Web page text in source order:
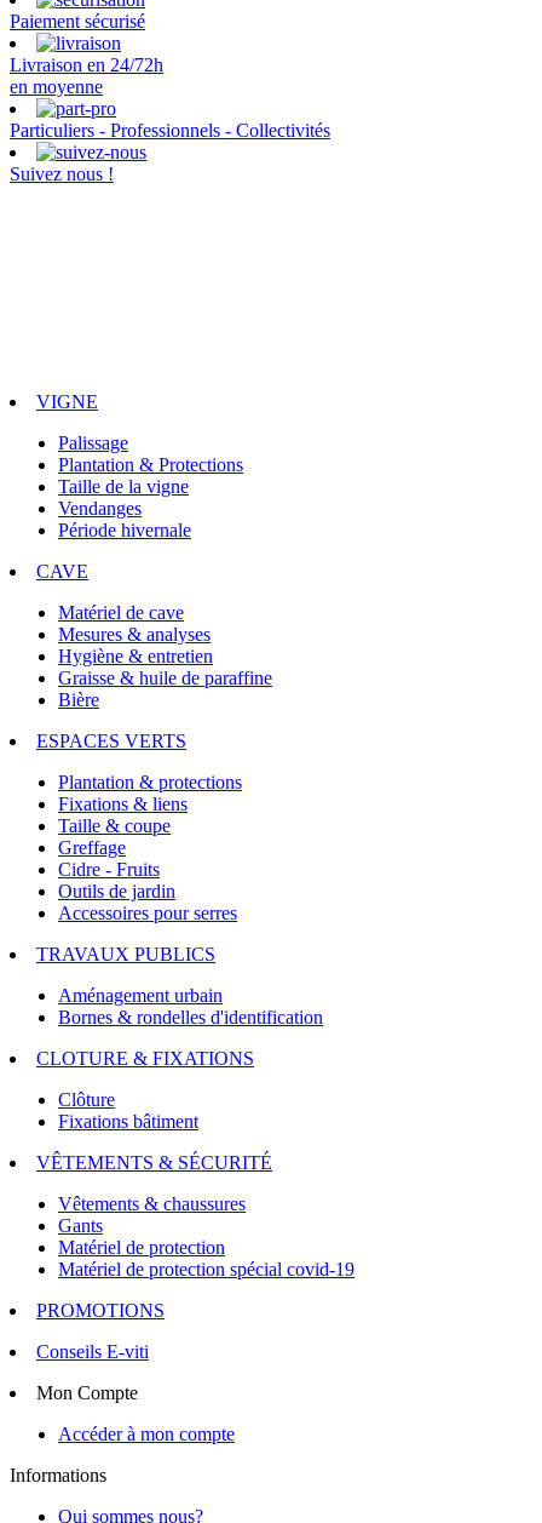
Paiement sécurisé
Livraison en 24/72h
en moyenne
Particuliers - Professionnels - Collectivités
Suivez nous !
VIGNE
Palissage
Plantation & Protections
Taille de la vigne
Vendanges
Période hivernale
CAVE
Matériel de cave
Mesures & analyses
Hygiène & entretien
Graisse & huile de paraffine
Bière
ESPACES VERTS
Plantation & protections
Fixations & liens
Taille & coupe
Greffage
Cidre - Fruits
Outils de jardin
Accessoires pour serres
TRAVAUX PUBLICS
Aménagement urbain
Bornes & rondelles d'identification
CLOTURE & FIXATIONS
Clôture
Fixations bâtiment
VÊTEMENTS & SÉCURITÉ
Vêtements & chaussures
Gants
Matériel de protection
Matériel de protection spécial covid-19
PROMOTIONS
Conseils E-viti
Mon Compte
Accéder à mon compte
Informations
Qui sommes nous?